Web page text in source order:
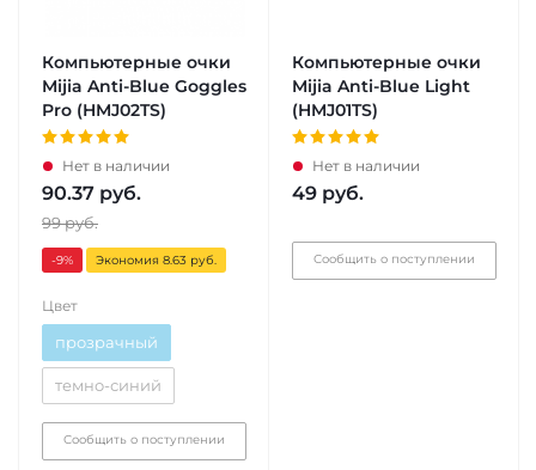
Компьютерные очки
Mijia Anti-Blue Goggles
Pro (HMJ02TS)
Нет в наличии
90.37 руб.
99руб.
-9% Экономия 8.63 руб.
Цвет
прозрачный
темно-синий
Сообщить о поступлении
Компьютерные очки
Mijia Anti-Blue Light
(HMJ01TS)
Нет в наличии
49 руб.
Сообщить о поступлении